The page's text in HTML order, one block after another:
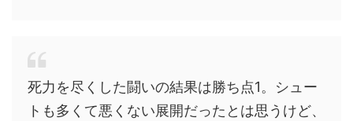
死力を尽くした闘いの結果は勝ち点1。シュー
トも多くて悪くない展開だったとは思うけど、